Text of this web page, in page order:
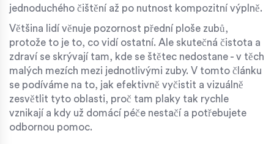
jednoduchého čištění až po nutnost kompozitní výplně.
Většina lidí věnuje pozornost přední ploše zubů,
protože to je to, co vidí ostatní. Ale skutečná čistota a
zdraví se skrývají tam, kde se štětec nedostane - v těch
malých mezích mezi jednotlivými zuby. V tomto článku
se podíváme na to, jak efektivně vyčistit a vizuálně
zesvětlit tyto oblasti, proč tam plaky tak rychle
vznikají a kdy už domácí péče nestačí a potřebujete
odbornou pomoc.